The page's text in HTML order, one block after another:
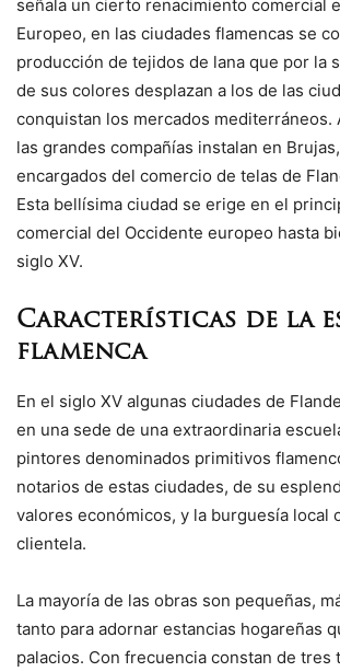
señala un cierto renacimiento comercial
Europeo, en las ciudades flamencas se
producción de tejidos de lana que por la
de sus colores desplazan a los de las
conquistan los mercados mediterráneos.
las grandes compañías instalan en
encargados del comercio de telas de
Esta bellísima ciudad se erige en el
comercial del Occidente europeo hasta
siglo XV.
Características de la
flamenca
En el siglo XV algunas ciudades de
en una sede de una extraordinaria
pintores denominados primitivos
notarios de estas ciudades, de su
valores económicos, y la burguesía local
clientela.
La mayoría de las obras son pequeñas,
tanto para adornar estancias hogareñas
palacios. Con frecuencia constan de tres